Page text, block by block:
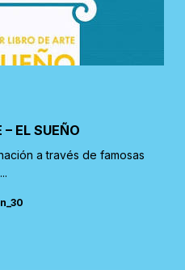
– EL SUEÑO
a través de famosas